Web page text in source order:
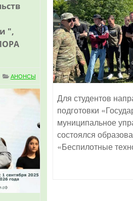
Для студентов
подготовки
муниципальное
состоялся
«Беспилотные
",
АНОНСЫ